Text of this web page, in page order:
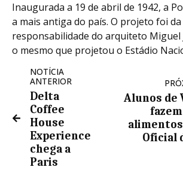
Inaugurada a 19 de abril de 1942, a
a mais antiga do país. O projeto foi da
responsabilidade do arquiteto Miguel
o mesmo que projetou o Estádio
NOTÍCIA
ANTERIOR
Delta
Coffee
House
Experience
chega a
Paris
Alunos de
Oficial